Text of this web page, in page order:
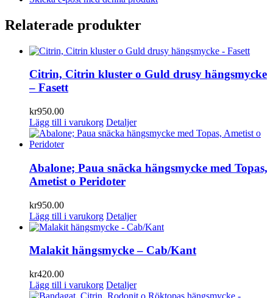
Relaterade produkter
Citrin, Citrin kluster o Guld drusy hängsmycke
– Fasett
kr950.00
Lägg till i varukorg Detaljer
Abalone; Paua snäcka hängsmycke med Topas,
Ametist o Peridoter
kr950.00
Lägg till i varukorg Detaljer
Malakit hängsmycke – Cab/Kant
kr420.00
Lägg till i varukorg Detaljer